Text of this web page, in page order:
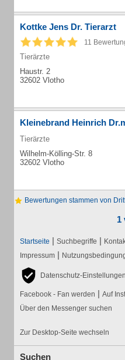
Kottke Jens Dr. Tierarzt
11
Tierärzte
Haustr. 2
32602 Vlotho
Kleinebrand Heinrich
Tierärzte
Wilhelm-Kölling-Str. 8
32602 Vlotho
Bewertungen stammen von
1
Startseite | Suchbegriffe |
Impressum |
Datenschutz-Einstellungen
Facebook - Fan werden | Auf
Über den Messenger suchen
Zur Desktop-Seite wechseln
Suchen